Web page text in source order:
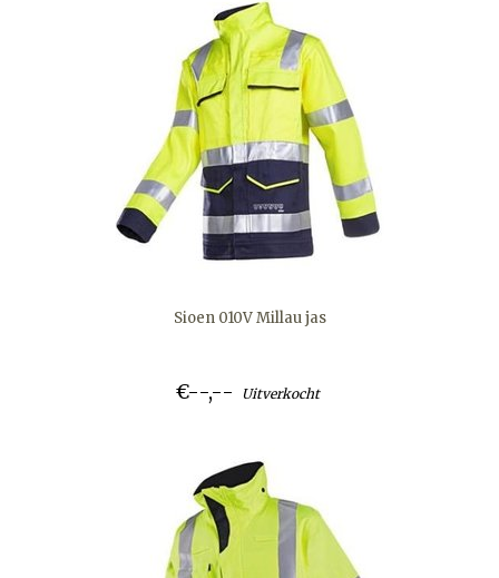
Sioen 010V Millau jas
€--,-- Uitverkocht